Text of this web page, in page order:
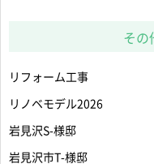
その
リフォーム工事
リノベモデル2026
岩見沢S-様邸
岩見沢市T-様邸